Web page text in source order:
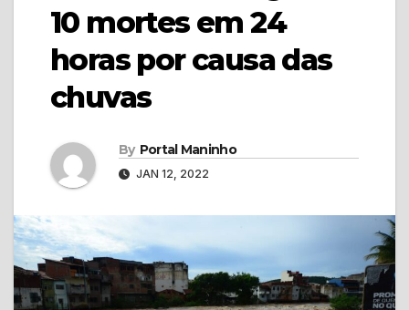
10 mortes em 24
horas por causa das
chuvas
By Portal Maninho
JAN 12, 2022